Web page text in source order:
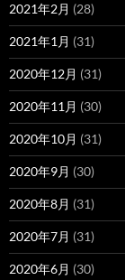
2021年2月 (28)
2021年1月 (31)
2020年12月 (31)
2020年11月 (30)
2020年10月 (31)
2020年9月 (30)
2020年8月 (31)
2020年7月 (31)
2020年6月 (30)